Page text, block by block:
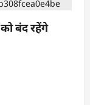
बंद रहेंगे